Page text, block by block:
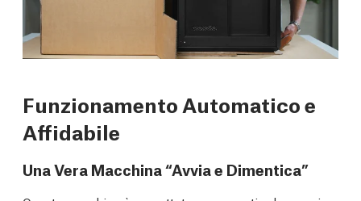
Funzionamento Automatico e
Affidabile
Una Vera Macchina “Avvia e Dimentica”